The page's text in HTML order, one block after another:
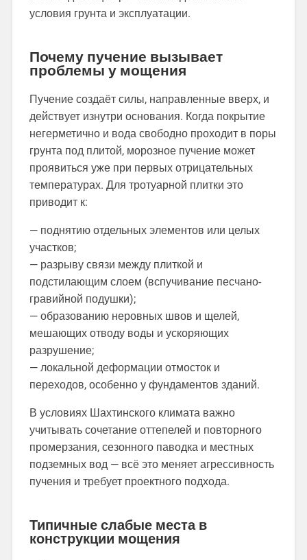
условия грунта и эксплуатации.
Почему пучение вызывает
проблемы у мощения
Пучение создаёт силы, направленные вверх, и
действует изнутри основания. Когда покрытие
негерметично и вода свободно проходит в поры
грунта под плитой, морозное пучение может
проявиться уже при первых отрицательных
температурах. Для тротуарной плитки это
приводит к:
— поднятию отдельных элементов или целых
участков;
— разрыву связи между плиткой и
подстилающим слоем (вспучивание песчано-
гравийной подушки);
— образованию неровных швов и щелей,
мешающих отводу воды и ускоряющих
разрушение;
— локальной деформации отмосток и
переходов, особенно у фундаментов зданий.
В условиях Шахтинского климата важно
учитывать сочетание оттепелей и повторного
промерзания, сезонного паводка и местных
подземных вод — всё это меняет агрессивность
пучения и требует проектного подхода.
Типичные слабые места в
конструкции мощения